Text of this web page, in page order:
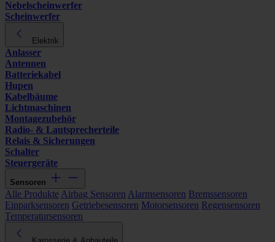
Nebelscheinwerfer
Scheinwerfer
Elektrik
Anlasser
Antennen
Batteriekabel
Hupen
Kabelbäume
Lichtmaschinen
Montagezubehör
Radio- & Lautsprecherteile
Relais & Sicherungen
Schalter
Steuergeräte
Sensoren
Alle Produkte Airbag Sensoren Alarmsensoren Bremssensoren
Einparksensoren Getriebesensoren Motorsensoren Regensensoren
Temperatursensoren